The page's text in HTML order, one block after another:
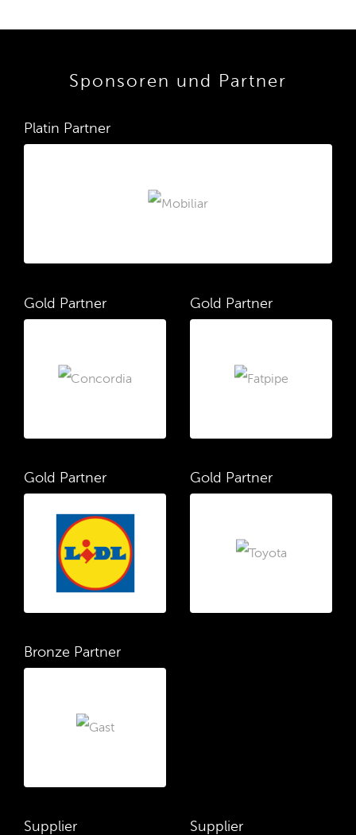
Sponsoren und Partner
Platin Partner
Gold Partner Gold Partner
Gold Partner Gold Partner
Bronze Partner
Supplier Supplier